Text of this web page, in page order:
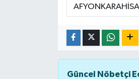
Güncel Nöbetçi